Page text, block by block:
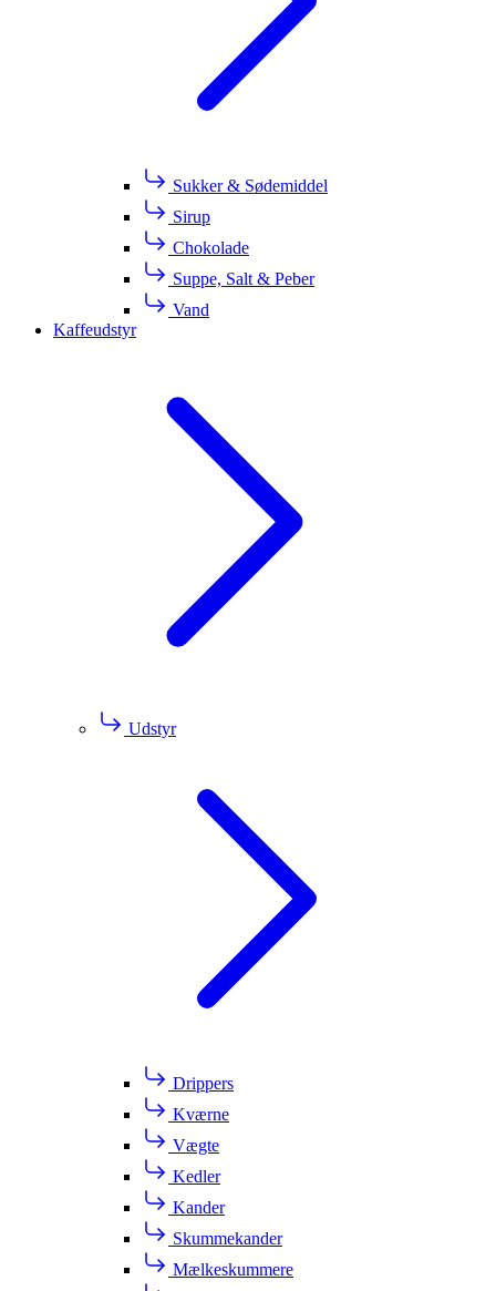
Sukker & Sødemiddel
Sirup
Chokolade
Suppe, Salt & Peber
Vand
Kaffeudstyr
Udstyr
Drippers
Kværne
Vægte
Kedler
Kander
Skummekander
Mælkeskummere